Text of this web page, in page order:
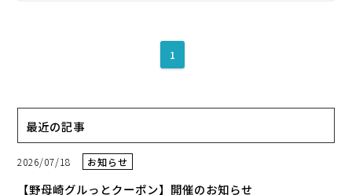
1
最近の記事
2026/07/18 お知らせ
【野母崎グルっとクーポン】開催のお知らせ